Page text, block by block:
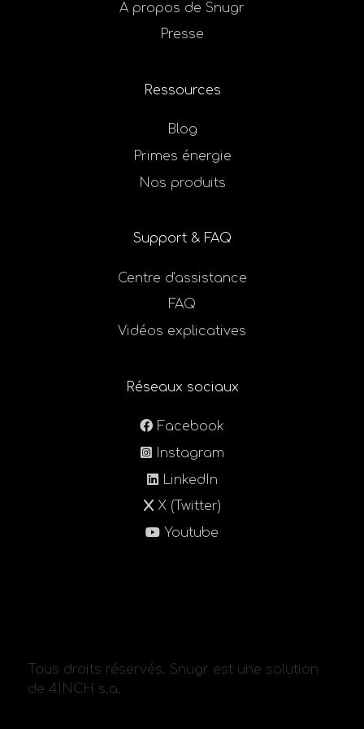
A propos de Snugr
Presse
Ressources
Blog
Primes énergie
Nos produits
Support & FAQ
Centre d'assistance
FAQ
Vidéos explicatives
Réseaux sociaux
Facebook
Instagram
LinkedIn
X (Twitter)
Youtube
Tous droits réservés. Snugr est une solution
de 4INCH s.a.